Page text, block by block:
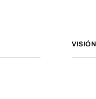
VISIÓN